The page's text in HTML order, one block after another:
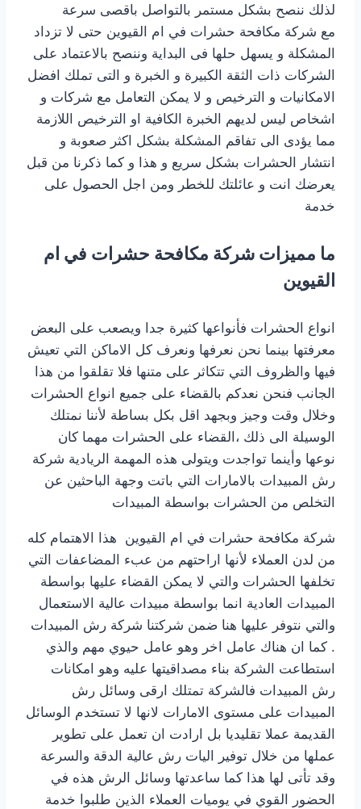
لذلك ننصح بشكل مستمر بالتواصل باقصى سرعة
مع شركة مكافحة حشرات في ام القيوين حتى لا تزداد
المشكلة و يسهل حلها فى البداية وننصح بالاعتماد على
الشركات ذات الثقة الكبيرة و الخبرة و التى تملك افضل
الامكانيات و الترخيص و لا يمكن التعامل مع شركات و
اشخاص ليس لديهم الخبرة الكافية او الترخيص اللازمة
مما يؤدى الى تفاقم المشكلة بشكل اكثر صعوبة و
انتشار الحشرات بشكل سريع و هذا و كما ذكرنا من قبل
يعرضك انت و عائلتك للخطر ومن اجل الحصول على
خدمة
‎ما مميزات شركة مكافحة حشرات في ام
القيوين
انواع الحشرات فأنواعها كثيرة جدا ويصعب على البعض
معرفتها بينما نحن نعرفها ونعرف كل الاماكن التي تعيش
فيها والظروف التي تتكاثر على متنها فلا تقلقوا من هذا
الجانب فنحن نعدكم بالقضاء على جميع انواع الحشرات
وخلال وقت وجيز وبجهد اقل بكل بساطة لأننا نمتلك
الوسيلة الى ذلك ،القضاء على الحشرات مهما كان
نوعها وأينما تواجدت ويتولى هذه المهمة الريادية شركة
رش المبيدات بالامارات التي باتت وجهة الباحثين عن
التخلص من الحشرات بواسطة المبيدات
شركة مكافحة حشرات في ام القيوين هذا الاهتمام كله
من لدن العملاء لأنها اراحتهم من عبء المضاعفات التي
تخلفها الحشرات والتي لا يمكن القضاء عليها بواسطة
المبيدات العادية انما بواسطة مبيدات عالية الاستعمال
والتي نتوفر عليها هنا ضمن شركتنا شركة رش المبيدات
. كما ان هناك عامل اخر وهو عامل حيوي مهم والذي
استطاعت الشركة بناء مصداقيتها عليه وهو امكانات
رش المبيدات فالشركة تمتلك ارقى وسائل رش
المبيدات على مستوى الامارات لانها لا تستخدم الوسائل
القديمة عملا تقليديا بل ارادت ان تعمل على تطوير
عملها من خلال توفير اليات رش عالية الدقة والسرعة
وقد تأتى لها هذا كما ساعدتها وسائل الرش هذه في
الحضور القوي في يوميات العملاء الذين طلبوا خدمة